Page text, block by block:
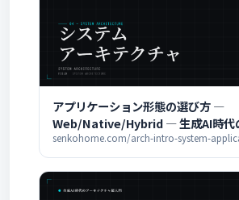
アプリケーション形態の選び方 ―
Web/Native/Hybrid ― 生成AI時代
チャ超入門
senkohome.com/arch-intro-system-